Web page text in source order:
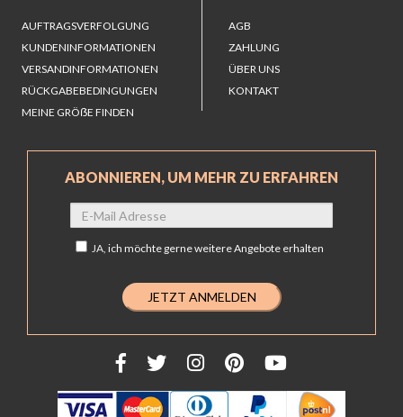
AUFTRAGSVERFOLGUNG
KUNDENINFORMATIONEN
VERSANDINFORMATIONEN
RÜCKGABEBEDINGUNGEN
MEINE GRÖẞE FINDEN
AGB
ZAHLUNG
ÜBER UNS
KONTAKT
ABONNIEREN, UM MEHR ZU ERFAHREN
JA, ich möchte gerne weitere Angebote erhalten